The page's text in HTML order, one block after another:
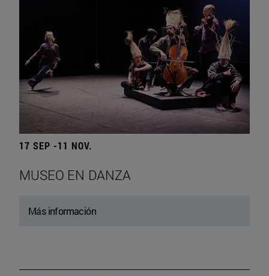
17 SEP -11 NOV.
MUSEO EN DANZA
Más información